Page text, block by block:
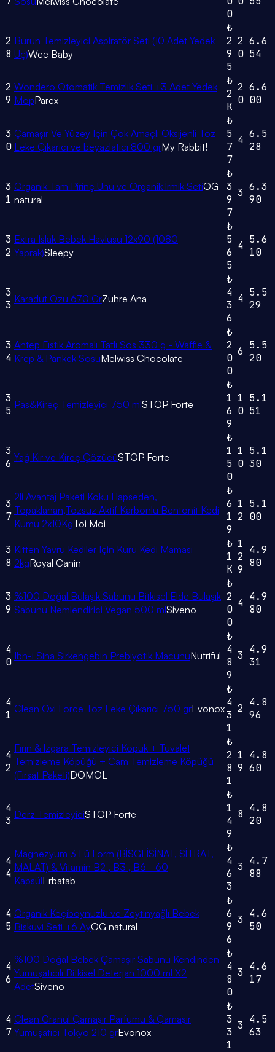
0
2
8
Burun Temizleyici Aspiratör Seti (10 Adet Yedek
Uç)Wee Baby
₺
2
9
5
2
0
6.6
54
2
9
Wondero Otomatik Temizlik Seti +3 Adet Yedek
MopParex
₺
2
K
2
0
6.6
00
3
0
Çamaşır Ve Yüzey Için Çok Amaçlı Oksijenli Toz
Leke Çıkarıcı ve beyazlatıcı 800 grMy Rabbit!
₺
5
7
7
4 6.5
28
3
1
Organik Tam Pirinç Unu ve Organik İrmik SetiOG
natural
₺
3
9
7
3 6.3
90
3
2
Extra Islak Bebek Havlusu 12x90 (1080
Yaprak)Sleepy
₺
5
6
5
4 5.6
10
3
3 Karadut Özü 670 GrZühre Ana
₺
4
3
6
4 5.5
29
3
4
Antep Fıstık Aromalı Tatlı Sos 330 g - Waffle &
Krep & Pankek SosuMelwiss Chocolate
₺
2
0
0
6 5.5
20
3
5 Pas&Kireç Temizleyici 750 mlSTOP Forte
₺
1
6
9
1
0
5.1
51
3
6 Yağ Kir ve Kireç ÇözücüSTOP Forte
₺
1
5
0
1
0
5.1
30
3
7
2li Avantaj Paketi Koku Hapseden,
Topaklanan,Tozsuz Aktif Karbonlu Bentonit Kedi
Kumu 2x10KgToi Moi
₺
6
1
9
1
2
5.1
00
3
8
Kitten Yavru Kediler Için Kuru Kedi Maması
2kgRoyal Canin
₺
1
K
1
2
9
4.9
80
3
9
%100 Doğal Bulaşık Sabunu Bitkisel Elde Bulaşık
Sabunu Nemlendirici Vegan 500 mlSiveno
₺
2
0
0
4 4.9
80
4
0 Ibn-i Sina Sirkengebin Prebiyotik MacunuNutriful
₺
4
8
9
3 4.9
31
4
1 Clean Oxi Force Toz Leke Çıkarıcı 750 grEvonox
₺
4
3
1
2 4.8
96
4
2
Fırın & Izgara Temizleyici Köpük + Tuvalet
Temizleme Köpüğü + Cam Temizleme Köpüğü
(Fırsat Paketi)DOMOL
₺
2
8
1
1
9
4.8
60
4
3 Derz TemizleyiciSTOP Forte
₺
1
4
9
8 4.8
20
4
4
Magnezyum 3 Lü Form (BİSGLİSİNAT, SİTRAT,
MALAT) & Vitamin B2 , B3 , B6 - 60
KapsülErbatab
₺
4
6
3
3 4.7
88
4
5
Organik Keçiboynuzlu ve Zeytinyağlı Bebek
Bisküvi Seti +6 AyOG natural
₺
6
9
6
3 4.6
50
4
6
%100 Doğal Bebek Çamaşır Sabunu Kendinden
Yumuşatıcılı Bitkisel Deterjan 1000 ml X2
AdetSiveno
₺
4
8
0
3 4.6
17
4
7
Clean Granül Çamaşır Parfümü & Çamaşır
Yumuşatıcı Tokyo 210 grEvonox
₺
3
3
1
3 4.5
63